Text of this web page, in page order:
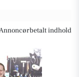
indhold